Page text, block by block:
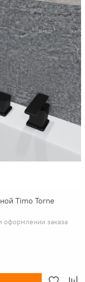
Timo Torne
оформлении заказа